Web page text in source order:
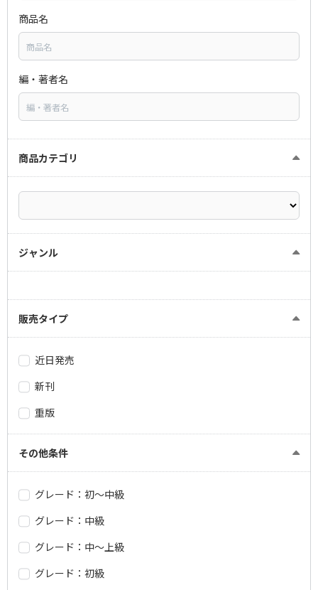
商品名
編・著者名
商品カテゴリ
ジャンル
販売タイプ
近日発売
新刊
重版
その他条件
グレード：初～中級
グレード：中級
グレード：中～上級
グレード：初級